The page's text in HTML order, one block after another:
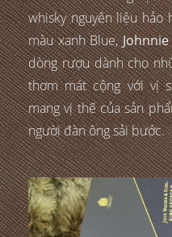
whisky nguyên liệu hảo
màu xanh Blue,Johnnie
dòng rượu dành cho
thơm mát cộng với vị
mang vị thế của sản
người đàn ông sải bước.